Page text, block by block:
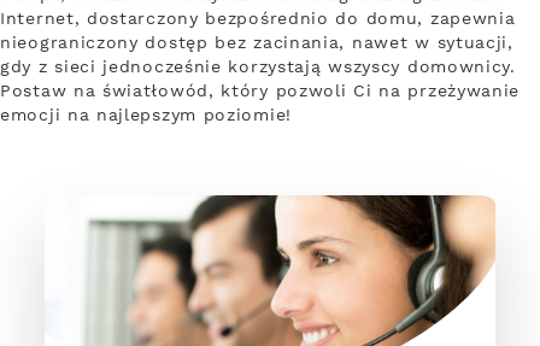
Internet, dostarczony bezpośrednio do domu, zapewnia
nieograniczony dostęp bez zacinania, nawet w sytuacji,
gdy z sieci jednocześnie korzystają wszyscy domownicy.
Postaw na światłowód, który pozwoli Ci na przeżywanie
emocji na najlepszym poziomie!